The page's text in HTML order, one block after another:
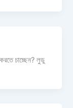
চাচ্ছেন? লুডু